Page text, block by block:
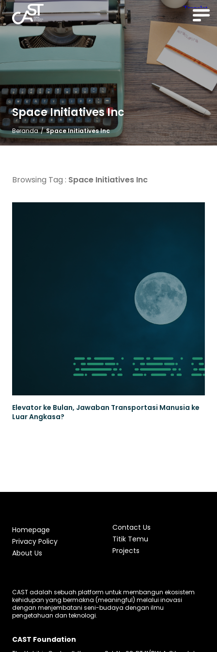
Space Initiatives Inc
Beranda / Space Initiatives Inc
Browsing Tag : Space Initiatives Inc
Elevator ke Bulan, Jawaban Transportasi Manusia ke
Luar Angkasa?
Homepage
Privacy Policy
About Us
Contact Us
Titik Temu
Projects
CAST adalah sebuah platform untuk membangun ekosistem
kehidupan yang bermakna (meaningful) melalui inovasi
dengan menjembatani seni-budaya dengan ilmu
pengetahuan dan teknologi.
CAST Foundation